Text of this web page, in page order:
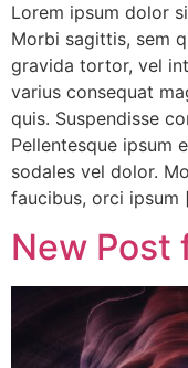
Lorem ipsum dolor
Morbi sagittis, sem
gravida tortor, vel
varius consequat
quis. Suspendisse
Pellentesque ipsum
sodales vel dolor.
faucibus, orci ipsum
New Post